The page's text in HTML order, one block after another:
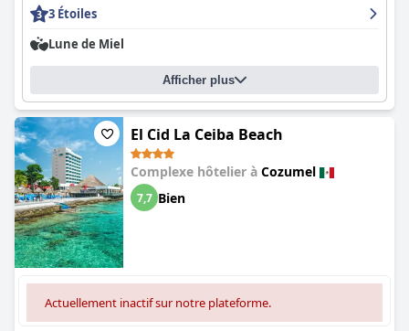
3 Étoiles
Lune de Miel
Afficher plus
El Cid La Ceiba Beach
Complexe hôtelier à Cozumel
7,7 Bien
Actuellement inactif sur notre plateforme.